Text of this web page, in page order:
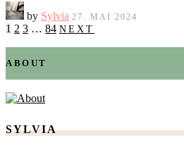
by Sylvia 27. MAI 2024
1 2 3 … 84 NEXT
ABOUT
SYLVIA